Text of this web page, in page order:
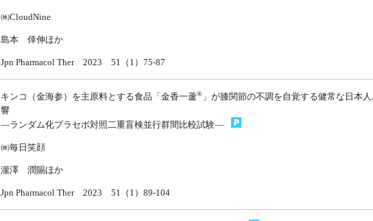
㈱CloudNine
島本 倖伸ほか
Jpn Pharmacol Ther 2023 51（1）75-87
キンコ（金海参）を主原料とする食品「金香一蘆®」が膝関節の不調を自覚する健常な日本
響
—ランダム化プラセボ対照二重盲検並行群間比較試験—
㈱毎日笑顔
瀧澤 潤賜ほか
Jpn Pharmacol Ther 2023 51（1）89-104